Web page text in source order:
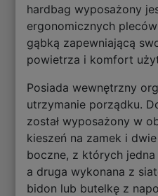
hardbag wyposażony
ergonomicznych
gąbką zapewniającą
powietrza i komfort
Posiada wewnętrzny
utrzymanie porządku.
został wyposażony w
kieszeń na zamek i
boczne, z których
a druga wykonana z
bidon lub butelkę z